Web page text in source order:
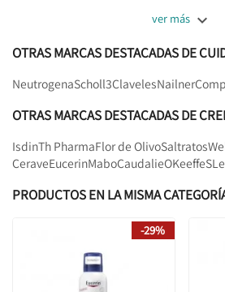
ver más 
OTRAS MARCAS DESTACADAS DE
NeutrogenaScholl3ClavelesNailner
OTRAS MARCAS DESTACADAS DE
IsdinTh PharmaFlor de OlivoSaltratos
CeraveEucerinMaboCaudalieOKeeffeS
PRODUCTOS EN LA MISMA
-29%